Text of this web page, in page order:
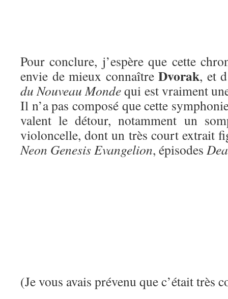
Pour conclure, j’espère que cette
envie de mieux connaître Dvorak, et
du Nouveau Mondequi est vraiment
Il n’a pas composé que cette
valent le détour, notamment un
violoncelle, dont un très court extrait
Neon Genesis Evangelion, épisodes
(Je vous avais prévenu que c’était très